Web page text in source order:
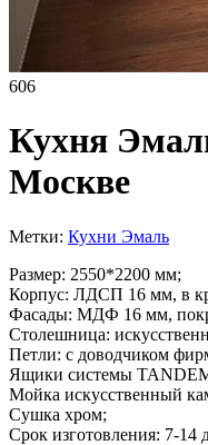
606
Кухня
Москве
Метки: Кухни Эмаль
Размер: 2550*2200 мм;
Корпус: ЛДСП 16 мм, в
Фасады: МДФ 16 мм,
Столешница:
Петли: с доводчиком
Ящики системы
Мойка искусственный
Сушка хром;
Срок изготовления: 7-14